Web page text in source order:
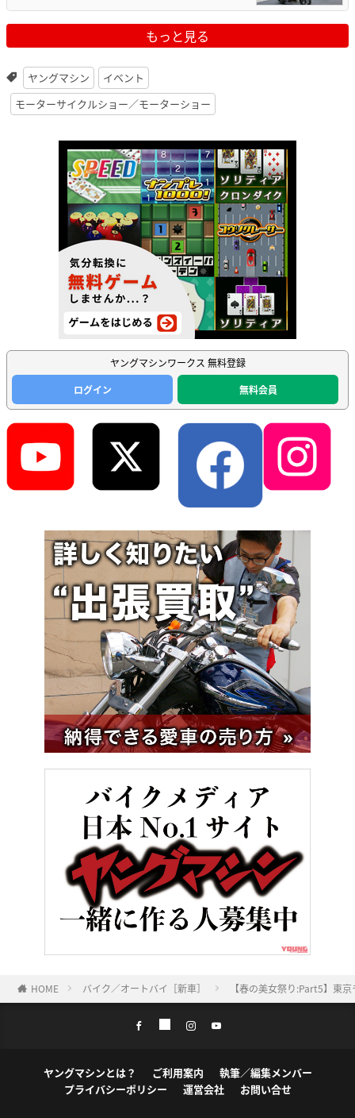
もっと見る
ヤングマシン
イベント
モーターサイクルショー／モーターショー
ヤングマシンワークス 無料登録
ログイン
無料会員
HOME バイク／オートバイ［新車］ 【春の美女祭り:Part5】東
ヤングマシンとは？ ご利用案内
執筆／編集メンバー
プライバシーポリシー
運営会社 お問い合せ